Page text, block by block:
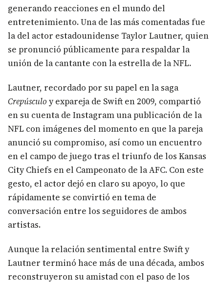
generando reacciones en el mundo del
entretenimiento. Una de las más comentadas fue
la del actor estadounidense Taylor Lautner, quien
se pronunció públicamente para respaldar la
unión de la cantante con la estrella de la NFL.
Lautner, recordado por su papel en la saga
Crepúsculo y expareja de Swift en 2009, compartió
en su cuenta de Instagram una publicación de la
NFL con imágenes del momento en que la pareja
anunció su compromiso, así como un encuentro
en el campo de juego tras el triunfo de los Kansas
City Chiefs en el Campeonato de la AFC. Con este
gesto, el actor dejó en claro su apoyo, lo que
rápidamente se convirtió en tema de
conversación entre los seguidores de ambos
artistas.
Aunque la relación sentimental entre Swift y
Lautner terminó hace más de una década, ambos
reconstruyeron su amistad con el paso de los